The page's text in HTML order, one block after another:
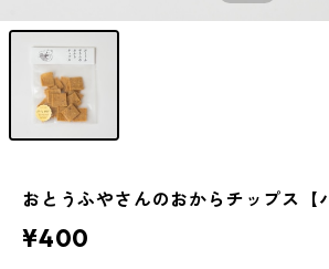
おとうふやさんのおからチップス【
¥400